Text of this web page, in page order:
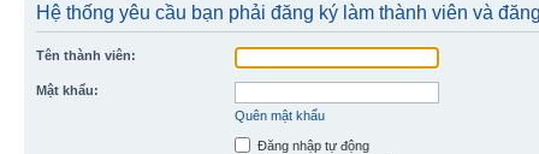
Hệ thống yêu cầu bạn phải đăng ký làm thành viên và
Tên thành viên:
Mật khẩu:
Quên mật khẩu
Đăng nhập tự động